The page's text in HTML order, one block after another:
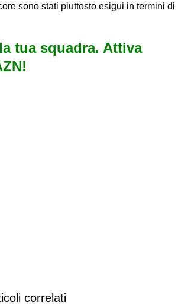
sono stati piuttosto esigui in termini di
tua squadra. Attiva
correlati